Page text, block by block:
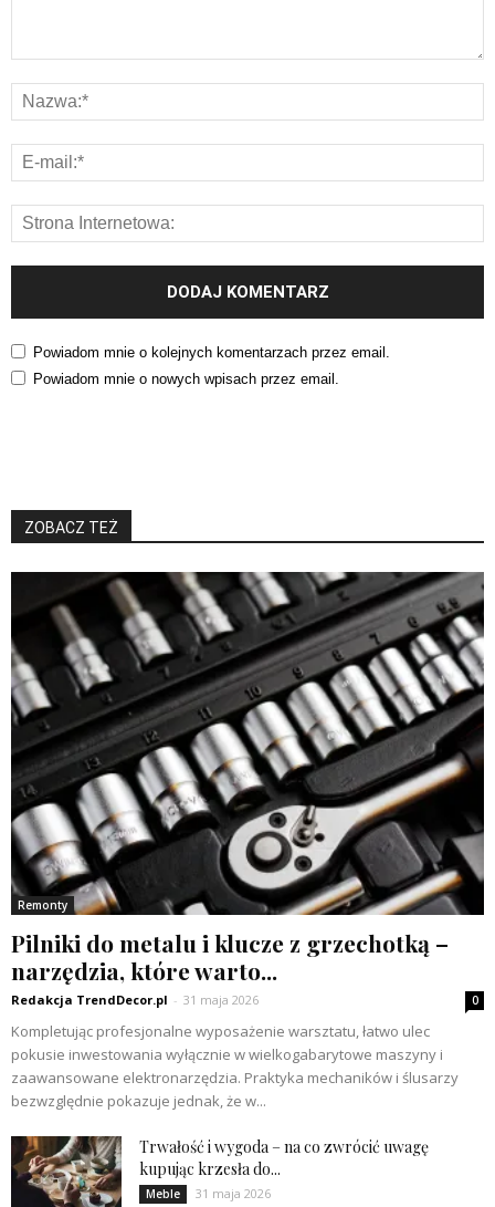
Powiadom mnie o kolejnych komentarzach przez email.
Powiadom mnie o nowych wpisach przez email.
ZOBACZ TEŻ
Remonty
Pilniki do metalu i klucze z grzechotką –
narzędzia, które warto...
Redakcja TrendDecor.pl - 31 maja 2026 0
Kompletując profesjonalne wyposażenie warsztatu, łatwo ulec
pokusie inwestowania wyłącznie w wielkogabarytowe maszyny i
zaawansowane elektronarzędzia. Praktyka mechaników i ślusarzy
bezwzględnie pokazuje jednak, że w...
Trwałość i wygoda – na co zwrócić uwagę
kupując krzesła do...
Meble 31 maja 2026